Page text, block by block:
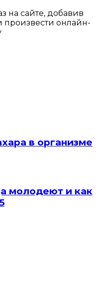
на сайте, добавив
произвести онлайн-
в организме
молодеют и как